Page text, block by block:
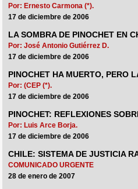
Por: Ernesto Carmona (*).
17 de diciembre de 2006
LA SOMBRA DE PINOCHET EN
Por: José Antonio Gutiérrez D.
17 de diciembre de 2006
PINOCHET HA MUERTO, PERO
Por: (CEP (*).
17 de diciembre de 2006
PINOCHET: REFLEXIONES
Por: Luis Arce Borja.
17 de diciembre de 2006
CHILE: SISTEMA DE JUSTICIA
COMUNICADO URGENTE
28 de enero de 2007